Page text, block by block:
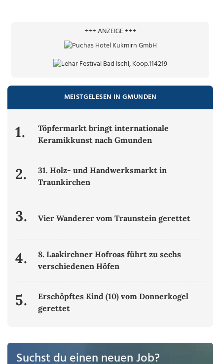
+++ ANZEIGE +++
MEISTGELESEN IN GMUNDEN
1.
Töpfermarkt bringt internationale
Keramikkunst nach Gmunden
2.
31. Holz- und Handwerksmarkt in
Traunkirchen
3. Vier Wanderer vom Traunstein gerettet
4.
8. Laakirchner Hofroas führt zu sechs
verschiedenen Höfen
5.
Erschöpftes Kind (10) vom Donnerkogel
gerettet
Suchst du einen neuen Job?